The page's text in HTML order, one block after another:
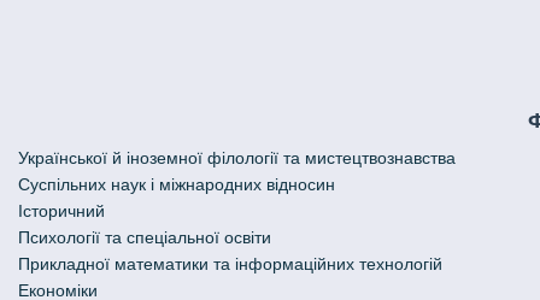
Української й іноземної філології та мистецтвознавства
Cуспільних наук і міжнародних відносин
Історичний
Психології та спеціальної освіти
Прикладної математики та інформаційних технологій
Економіки